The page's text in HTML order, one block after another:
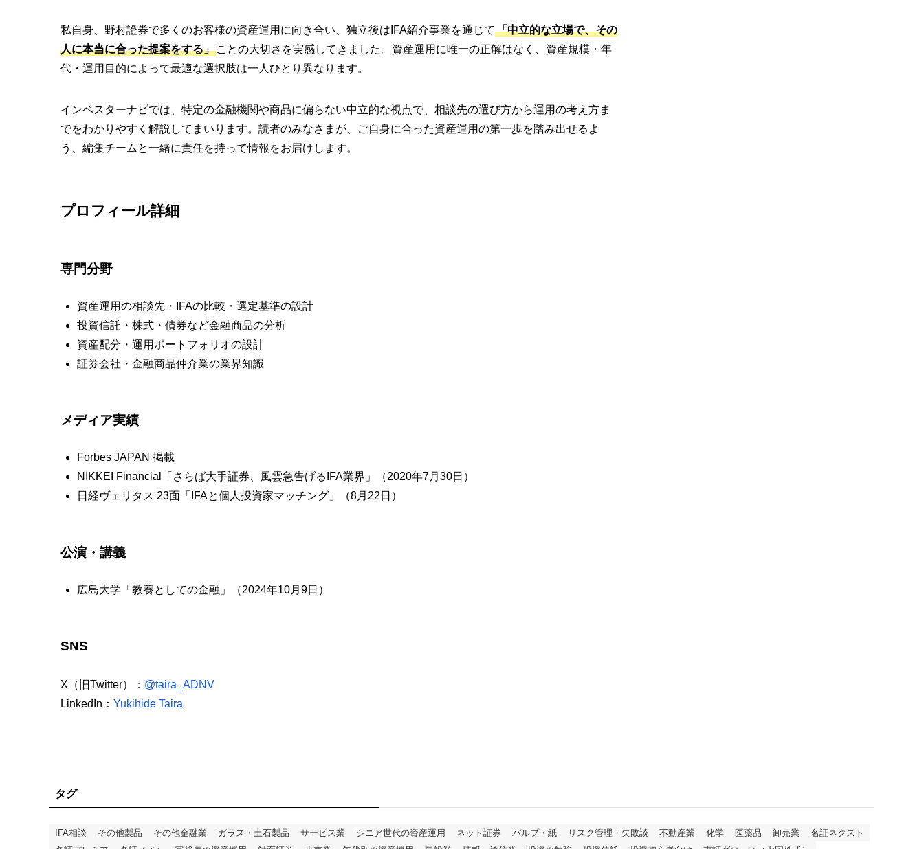
私自身、野村證券で多くのお客様の資産運用に向き合い、独立後はIFA紹介事業を通じて 「中立的な立場で、その
人に本当に合った提案をする」 ことの大切さを実感してきました。資産運用に唯一の正解はなく、資産規模・年
代・運用目的によって最適な選択肢は一人ひとり異なります。
インベスターナビでは、特定の金融機関や商品に偏らない中立的な視点で、相談先の選び方から運用の考え方ま
でをわかりやすく解説してまいります。読者のみなさまが、ご自身に合った資産運用の第一歩を踏み出せるよ
う、編集チームと一緒に責任を持って情報をお届けします。
プロフィール詳細
専門分野
資産運用の相談先・IFAの比較・選定基準の設計
投資信託・株式・債券など金融商品の分析
資産配分・運用ポートフォリオの設計
証券会社・金融商品仲介業の業界知識
メディア実績
Forbes JAPAN 掲載
NIKKEI Financial「さらば大手証券、風雲急告げるIFA業界」（2020年7月30日）
日経ヴェリタス 23面「IFAと個人投資家マッチング」（8月22日）
公演・講義
広島大学「教養としての金融」（2024年10月9日）
SNS
X（旧Twitter）： @taira_ADNV
LinkedIn： Yukihide Taira
タグ
IFA相談 その他製品 その他金融業 ガラス・土石製品 サービス業 シニア世代の資産運用 ネット証券 パルプ・紙 リスク管理・失敗談 不動産業 化学 医薬品 卸売業
名証ネクスト